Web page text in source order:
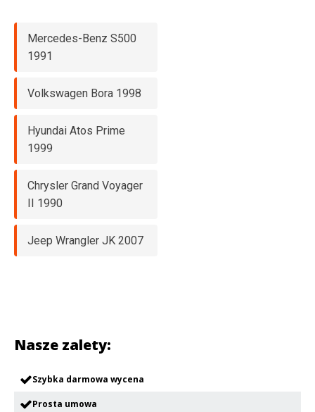
Mercedes-Benz S500
1991
Volkswagen Bora 1998
Hyundai Atos Prime
1999
Chrysler Grand Voyager
II 1990
Jeep Wrangler JK 2007
Nasze zalety:
Szybka darmowa wycena
Prosta umowa